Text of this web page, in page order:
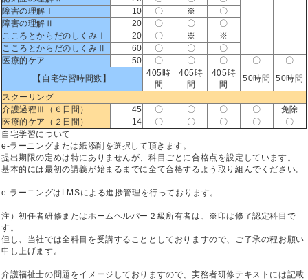
障害の理解Ⅰ
10 〇 ※
〇
障害の理解Ⅱ
20 〇 〇
〇
こころとからだのしくみⅠ
20 〇 ※
※
こころとからだのしくみⅡ
60 〇 〇
〇
医療的ケア
50 〇 〇 〇 〇
〇
【自宅学習時間数】
405時
間
405時
間
405時
間
50時間
50時間
スクーリング
介護過程Ⅲ（６日間）
45 〇 〇 〇 〇
免除
医療的ケア（２日間）
14 〇 〇 〇 〇
〇
自宅学習について
e-ラーニングまたは紙添削を選択して頂きます。
提出期限の定めは特にありませんが、科目ごとに合格点を設定しています。
基本的には最初の講義が始まるまでに全て合格するよう取り組んでください。
e-ラーニングはLMSによる進捗管理を行っております。
注）初任者研修またはホームヘルパー２級所有者は、※印は修了認定科目で
す。
但し、当社では全科目を受講することとしておりますので、ご了承の程お願い
申し上げます。
介護福祉士の問題をイメージしておりますので、実務者研修テキストには記載